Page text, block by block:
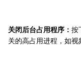
关闭后台占用程序： 按
关的高占用进程，如视